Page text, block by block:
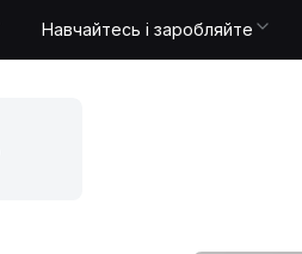
Навчайтесь і заробляйте